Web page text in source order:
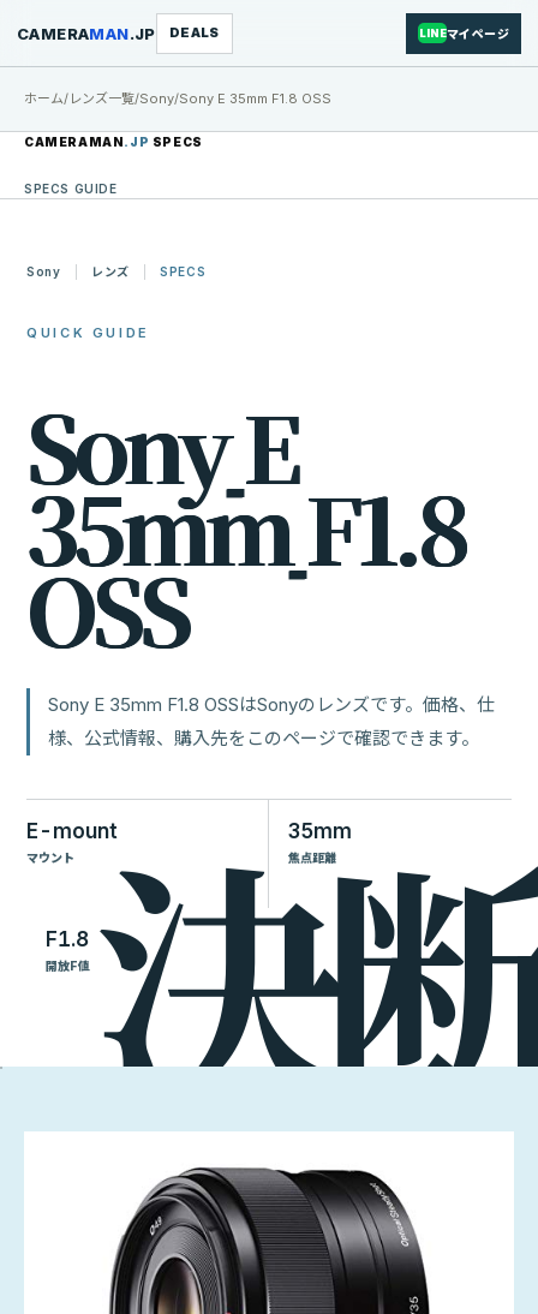
CAMERAMAN.JP DEALS LINEマイページ
ホーム/ レンズ一覧/Sony/Sony E 35mm F1.8 OSS
CAMERAMAN.JP SPECS
SPECS GUIDE
Sony レンズ SPECS
QUICK GUIDE
SonyE
35mmF1.8
OSS
Sony E 35mm F1.8 OSSはSonyのレンズです。価格、仕
様、公式情報、購入先をこのページで確認できます。
E-mount
マウント
35mm
焦点距離
F1.8
開放F値